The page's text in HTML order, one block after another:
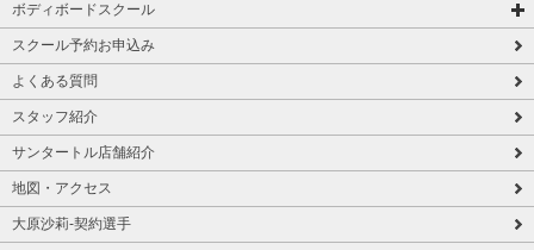
ボディボードスクール
スクール予約お申込み
よくある質問
スタッフ紹介
サンタートル店舗紹介
地図・アクセス
大原沙莉-契約選手